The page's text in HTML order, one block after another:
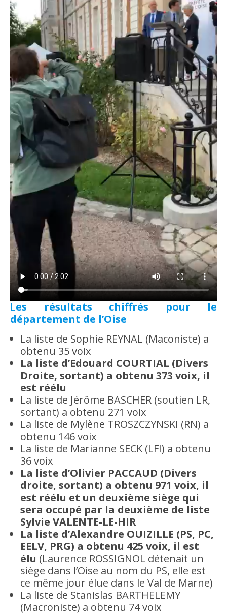
Les résultats chiffrés pour le
département de l’Oise
La liste de Sophie REYNAL (Maconiste) a
obtenu 35 voix
La liste d’Edouard COURTIAL (Divers
Droite, sortant) a obtenu 373 voix, il
est réélu
La liste de Jérôme BASCHER (soutien LR,
sortant) a obtenu 271 voix
La liste de Mylène TROSZCZYNSKI (RN) a
obtenu 146 voix
La liste de Marianne SECK (LFI) a obtenu
36 voix
La liste d’Olivier PACCAUD (Divers
droite, sortant) a obtenu 971 voix, il
est réélu et un deuxième siège qui
sera occupé par la deuxième de liste
Sylvie VALENTE-LE-HIR
La liste d’Alexandre OUIZILLE (PS, PC,
EELV, PRG) a obtenu 425 voix, il est
élu (Laurence ROSSIGNOL détenait un
siège dans l’Oise au nom du PS, elle est
ce même jour élue dans le Val de Marne)
La liste de Stanislas BARTHELEMY
(Macroniste) a obtenu 74 voix